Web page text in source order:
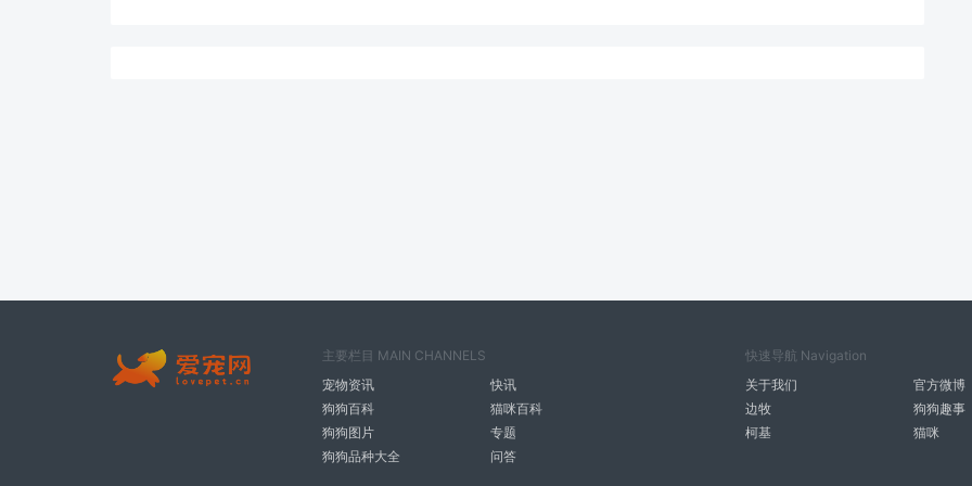
主要栏目 MAIN CHANNELS
宠物资讯
快讯
狗狗百科
猫咪百科
狗狗图片
专题
狗狗品种大全
问答
快速导航 Navigation
关于我们
官方微博
边牧
狗狗趣事
柯基
猫咪